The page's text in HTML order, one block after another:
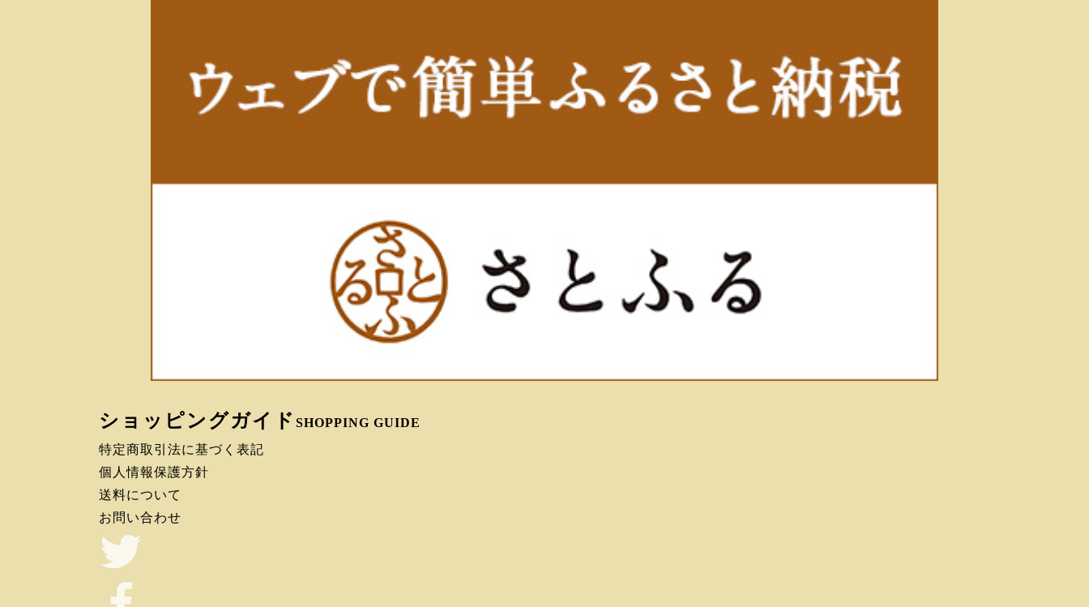
ショッピングガイド SHOPPING GUIDE
特定商取引法に基づく表記
個人情報保護方針
送料について
お問い合わせ